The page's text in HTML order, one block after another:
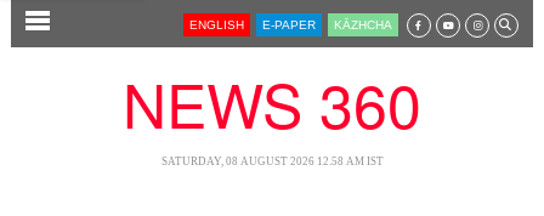
SECTIONS ENGLISH E-PAPER KĀZHCHA
NEWS 360
SATURDAY, 08 AUGUST 2026 12.58 AM IST